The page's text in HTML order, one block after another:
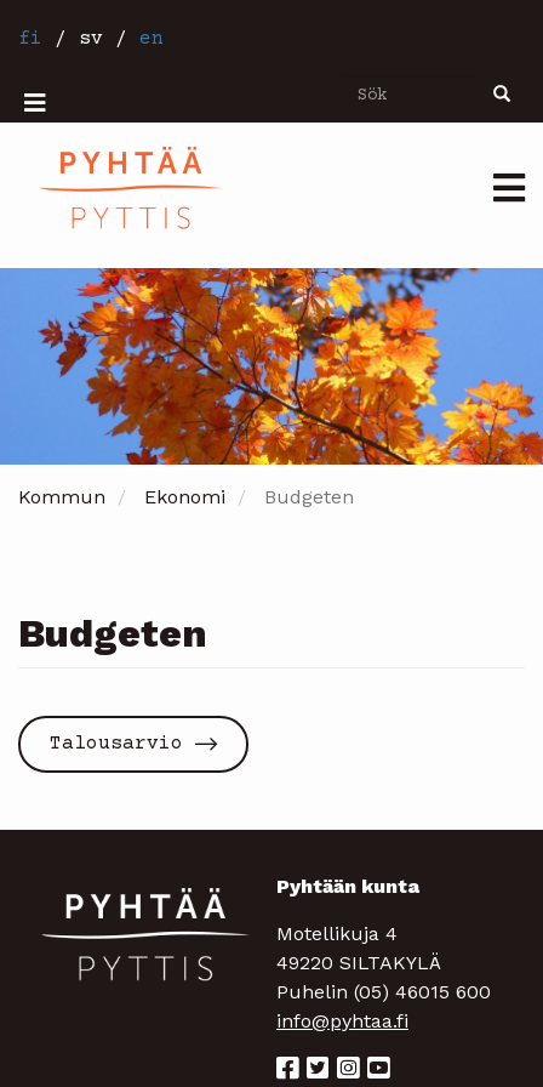
tillfi / sv / en
Sök Sök
Mobiilivalikko
Kommun Ekonomi Budgeten
Budgeten
Talousarvio
Pyhtään kunta
Motellikuja 4
49220 SILTAKYLÄ
Puhelin (05) 46015 600
info@pyhtaa.fi